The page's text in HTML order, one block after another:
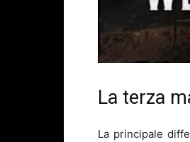
La terza
La principale